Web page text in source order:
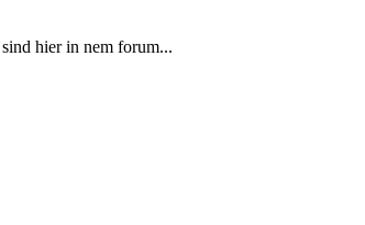
hier in nem forum...